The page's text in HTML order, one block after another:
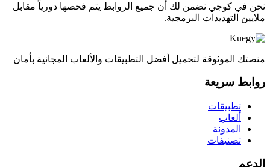
نحن في كوجي نضمن لك أن جميع الروابط يتم فحصها دورياً مقابل
ملايين التهديدات البرمجية.
منصتك الموثوقة لتحميل أفضل التطبيقات والألعاب المجانية بأمان
روابط سريعة
تطبيقات
ألعاب
المدونة
تصنيفات
الدعم